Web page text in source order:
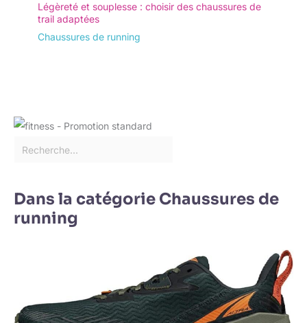
Légèreté et souplesse : choisir des chaussures de
trail adaptées
Chaussures de running
Dans la catégorie Chaussures de
running